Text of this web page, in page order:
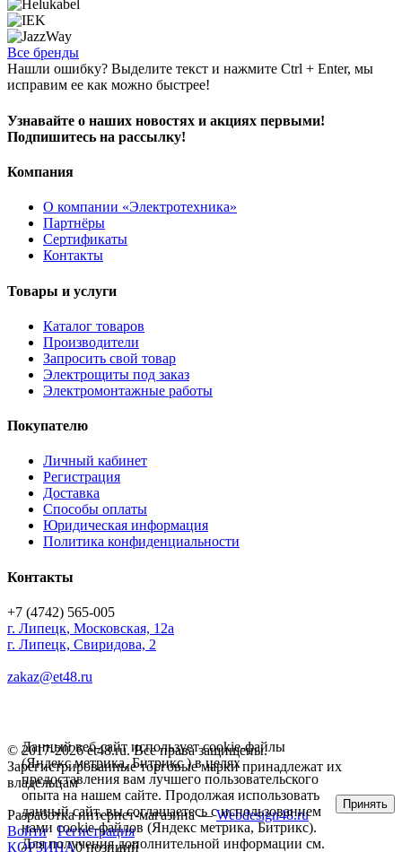
Все бренды
Нашли ошибку? Выделите текст и нажмите Ctrl + Enter, мы
исправим ее как можно быстрее!
Узнавайте о наших новостях и акциях первыми!
Подпишитесь на рассылку!
Компания
О компании «Электротехника»
Партнёры
Сертификаты
Контакты
Товары и услуги
Каталог товаров
Производители
Запросить свой товар
Электрощиты под заказ
Электромонтажные работы
Покупателю
Личный кабинет
Регистрация
Доставка
Способы оплаты
Юридическая информация
Политика конфиденциальности
Контакты
+7 (4742) 565-005
г. Липецк, Московская, 12а
г. Липецк, Свиридова, 2
zakaz@et48.ru
© 2017-2026 et48.ru. Все права защищены.
Зарегистрированные торговые марки принадлежат их
владельцам
Разработка интернет-магазина —Webdesign48.ru
Войти
Регистрация
КОРЗИНА0 позиций
Данный веб-сайт использует cookie-файлы
(Яндекс метрика, Битрикс ) в целях
предоставления вам лучшего пользовательского
опыта на нашем сайте. Продолжая использовать
данный сайт, вы соглашаетесь с использованием
нами cookie-файлов (Яндекс метрика, Битрикс).
Для получения дополнительной информации см.
Принять